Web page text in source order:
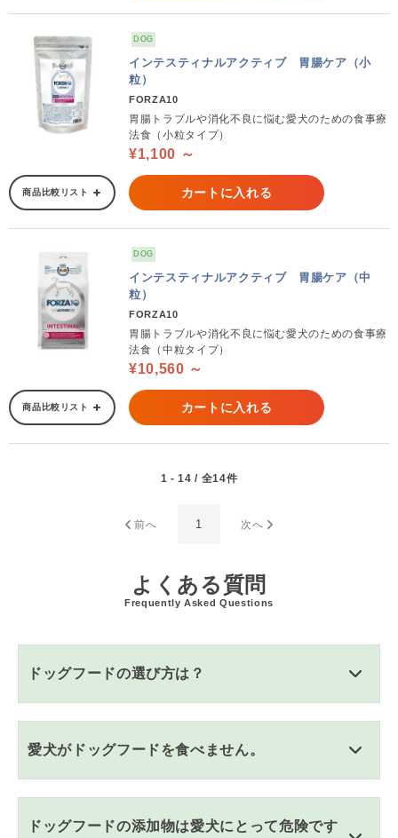
DOG
インテスティナルアクティブ 胃腸ケア（小
粒）
FORZA10
胃腸トラブルや消化不良に悩む愛犬のための食事療
法食（小粒タイプ）
¥1,100 ～
商品比較リスト カートに入れる
DOG
インテスティナルアクティブ 胃腸ケア（中
粒）
FORZA10
胃腸トラブルや消化不良に悩む愛犬のための食事療
法食（中粒タイプ）
¥10,560 ～
商品比較リスト カートに入れる
1 - 14 / 全14件
前へ 1 次へ
よくある質問
Frequently Asked Questions
ドッグフードの選び方は？
愛犬がドッグフードを食べません。
ドッグフードの添加物は愛犬にとって危険です